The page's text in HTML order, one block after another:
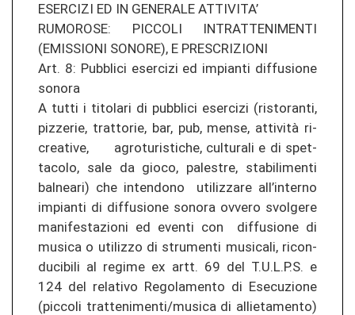
ESER­CI­ZI ED IN GE­NE­RA­LE AT­TI­VI­TA’
RU­MO­RO­SE: PIC­CO­LI IN­TR­AT­TENI­MEN­TI
(EMIS­SIO­NI SO­NO­RE), E PRESCRI­ZIO­NI
Art. 8: Pu­bbli­ci eser­ci­zi ed im­pian­ti dif­fu­sio­ne
so­no­ra
A tutti i ti­to­la­ri di pu­bbli­ci eser­ci­zi (ris­to­ran­ti,
pi­z­ze­rie, tr­at­to­rie, bar, pub, mense, attività ri­
crea­ti­ve, agro­tu­ris­ti­che, cul­tu­ra­li e di spet­
ta­co­lo, sale da gioco, pa­les­tre, sta­bi­li­men­ti
bal­nea­ri) che in­ten­do­no uti­li­z­za­re all’in­ter­no
im­pian­ti di dif­fu­sio­ne so­no­ra ov­ve­ro svol­ge­re
ma­ni­fes­ta­zio­ni ed even­ti con dif­fu­sio­ne di
mu­si­ca o uti­li­z­zo di stru­men­ti mu­si­ca­li, ri­con­
du­ci­bi­li al re­gi­me ex artt. 69 del T.U.L.P.S. e
124 del re­la­ti­vo Re­go­la­men­to di Ese­cu­zio­ne
(pic­co­li tr­at­teni­men­ti/mu­si­ca di al­lie­ta­men­to)